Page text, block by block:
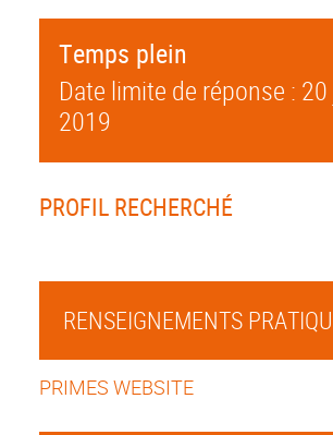
Temps plein
Date limite de réponse :
2019
PROFIL RECHERCHÉ
RENSEIGNEMENTS
PRIMES WEBSITE